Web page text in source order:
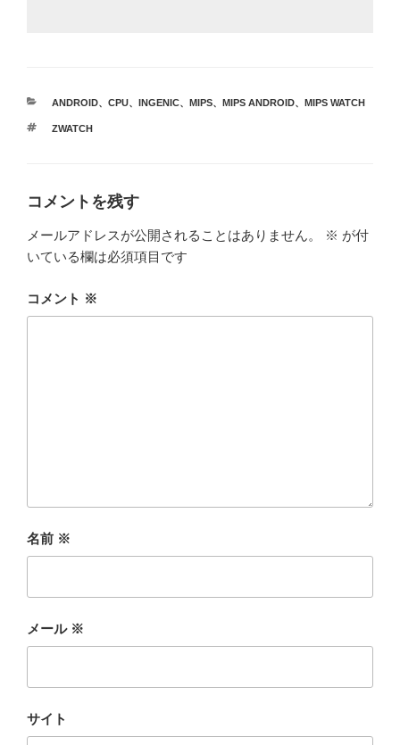
カ
ゴ
ANDROID、 CPU、 INGENIC、 MIPS、 MIPS ANDROID、 MIPS WATCH
タ
ZWATCH
コメントを残す
メールアドレスが公開されることはありません。 ※ が付
いている欄は必須項目です
コメント ※
名前 ※
メール ※
サイト